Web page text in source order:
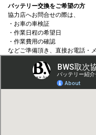
バッテリー交換をご希望の方
協力店へお問合せの際は、
・お車の車検証
・作業日程の希望日
・作業費用の確認
などご準備頂き、直接お電話・